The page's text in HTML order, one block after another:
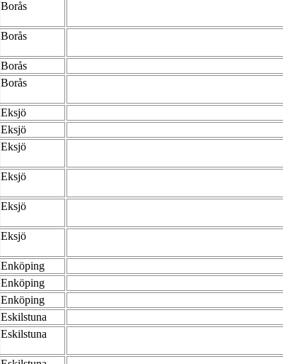
Borås
Borås
Borås
Borås
Eksjö
Eksjö
Eksjö
Eksjö
Eksjö
Eksjö
Enköping
Enköping
Enköping
Eskilstuna
Eskilstuna